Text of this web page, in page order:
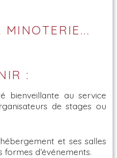
:
bienveillante au service
de stages ou
et ses salles
d’événements.